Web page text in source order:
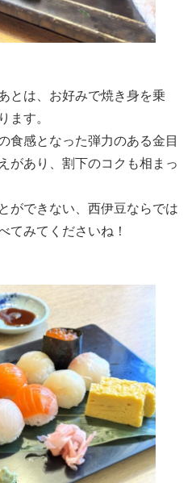
とは、お好みで焼き身を乗
ます。
食感となった弾力のある金目
があり、割下のコクも相まっ
ができない、西伊豆ならでは
てみてくださいね！